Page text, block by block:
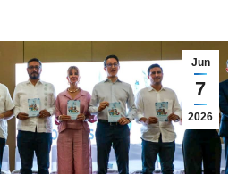
Jun
7
2026